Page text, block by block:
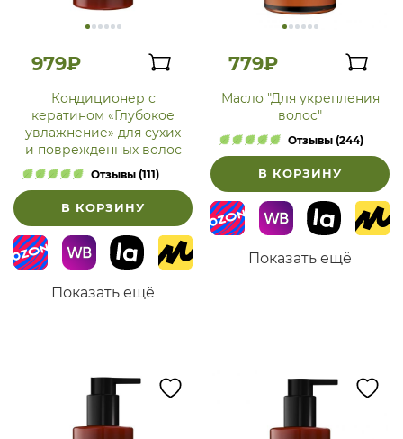
979₽
Кондиционер с
кератином «Глубокое
увлажнение» для сухих
и поврежденных волос
Отзывы (111)
В КОРЗИНУ
Показать ещё
779₽
Масло "Для укрепления
волос"
Отзывы (244)
В КОРЗИНУ
Показать ещё